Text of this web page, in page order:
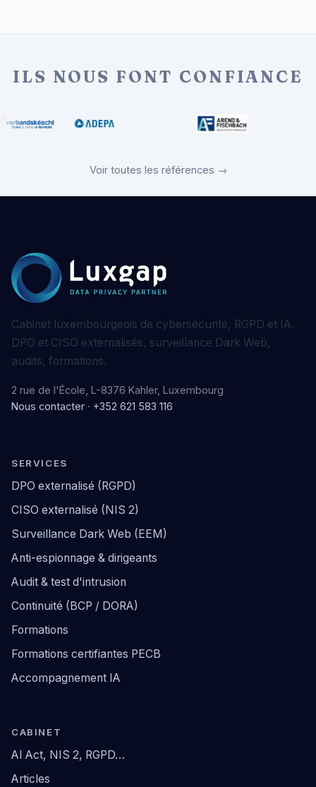
ILS NOUS FONT CONFIANCE
Voir toutes les références →
Cabinet luxembourgeois de cybersécurité, RGPD et IA.
DPO et CISO externalisés, surveillance Dark Web,
audits, formations.
2 rue de l'École, L-8376 Kahler, Luxembourg
Nous contacter · +352 621 583 116
SERVICES
DPO externalisé (RGPD)
CISO externalisé (NIS 2)
Surveillance Dark Web (EEM)
Anti-espionnage & dirigeants
Audit & test d'intrusion
Continuité (BCP / DORA)
Formations
Formations certifiantes PECB
Accompagnement IA
CABINET
AI Act, NIS 2, RGPD…
Articles